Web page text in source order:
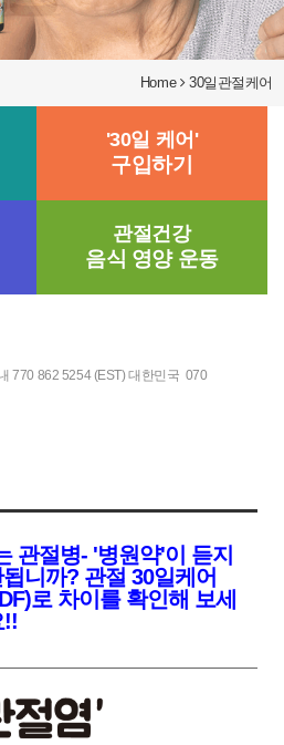
Home 30일관절케어
'30일 케어'
구입하기
관절건강
음식 영양 운동
770 862 5254 (EST) 대한민국 070
관절병- '병원약'이 듣지
니까? 관절 30일케어
로 차이를 확인해 보세
!!